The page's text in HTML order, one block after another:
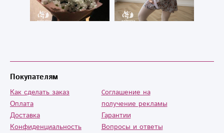
Покупателям
Как сделать заказ
Оплата
Доставка
Конфиденциальность
Cоглашение на
получение рекламы
Гарантии
Вопросы и ответы